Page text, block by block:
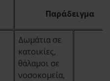
Παράδειγμα
Δωμάτια σε
κατοικίες,
θάλαμοι σε
νοσοκομεία,